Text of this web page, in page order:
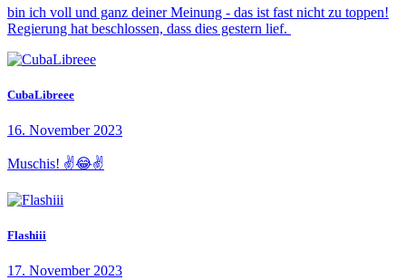
bin ich voll und ganz deiner Meinung - das ist fast nicht zu toppen!
Regierung hat beschlossen, dass dies gestern lief.
CubaLibreee
16. November 2023
Muschis! ✌️😂✌️
Flashiii
17. November 2023